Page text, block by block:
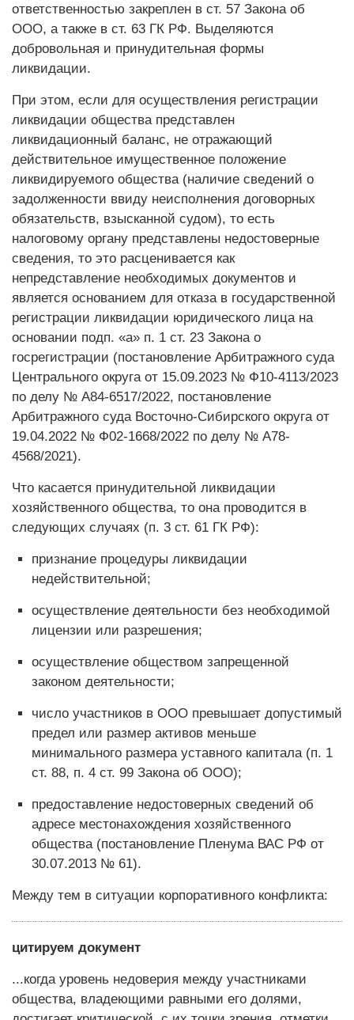
ответственностью закреплен в ст. 57 Закона об
ООО, а также в ст. 63 ГК РФ. Выделяются
добровольная и принудительная формы
ликвидации.
При этом, если для осуществления регистрации
ликвидации общества представлен
ликвидационный баланс, не отражающий
действительное имущественное положение
ликвидируемого общества (наличие сведений о
задолженности ввиду неисполнения договорных
обязательств, взысканной судом), то есть
налоговому органу представлены недостоверные
сведения, то это расценивается как
непредставление необходимых документов и
является основанием для отказа в государственной
регистрации ликвидации юридического лица на
основании подп. «а» п. 1 ст. 23 Закона о
госрегистрации (постановление Арбитражного суда
Центрального округа от 15.09.2023 № Ф10-4113/2023
по делу № А84-6517/2022, постановление
Арбитражного суда Восточно-Сибирского округа от
19.04.2022 № Ф02-1668/2022 по делу № А78-
4568/2021).
Что касается принудительной ликвидации
хозяйственного общества, то она проводится в
следующих случаях (п. 3 ст. 61 ГК РФ):
признание процедуры ликвидации
недействительной;
осуществление деятельности без необходимой
лицензии или разрешения;
осуществление обществом запрещенной
законом деятельности;
число участников в ООО превышает допустимый
предел или размер активов меньше
минимального размера уставного капитала (п. 1
ст. 88, п. 4 ст. 99 Закона об ООО);
предоставление недостоверных сведений об
адресе местонахождения хозяйственного
общества (постановление Пленума ВАС РФ от
30.07.2013 № 61).
Между тем в ситуации корпоративного конфликта:
цитируем документ
...когда уровень недоверия между участниками
общества, владеющими равными его долями,